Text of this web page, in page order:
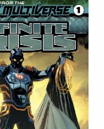
Ce
a
Les